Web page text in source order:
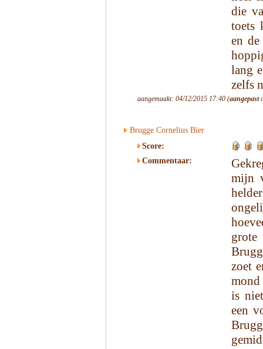
die
toets
en
lang
zelfs
aangemaakt: 04/12/2015 17:40 (aangepast
Brugge Cornelius Bier
Score:
Commentaar:
mijn
zoet
mond
is
een